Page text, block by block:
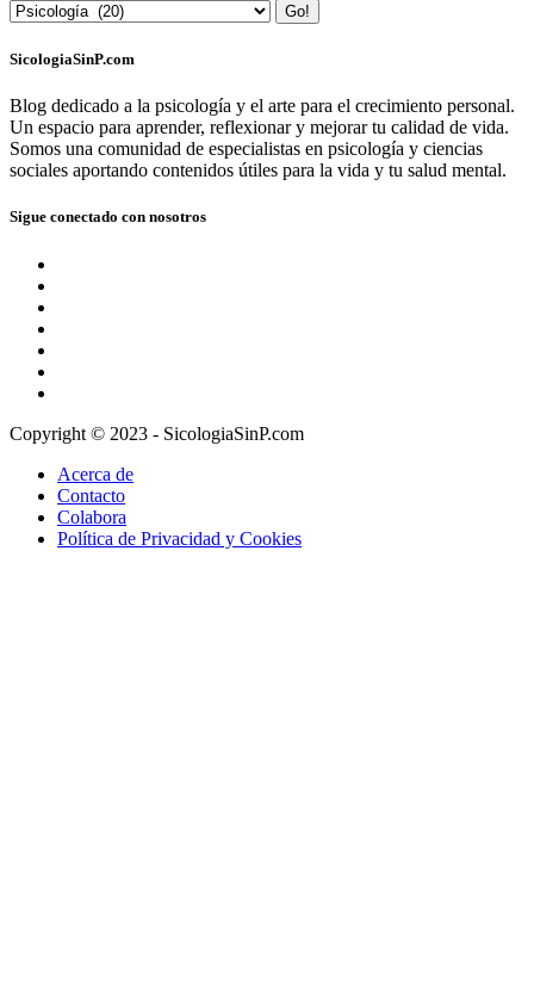
Go!
SicologiaSinP.com
Blog dedicado a la psicología y el arte para el crecimiento personal.
Un espacio para aprender, reflexionar y mejorar tu calidad de vida.
Somos una comunidad de especialistas en psicología y ciencias
sociales aportando contenidos útiles para la vida y tu salud mental.
Sigue conectado con nosotros
Copyright © 2023 - SicologiaSinP.com
Acerca de
Contacto
Colabora
Política de Privacidad y Cookies